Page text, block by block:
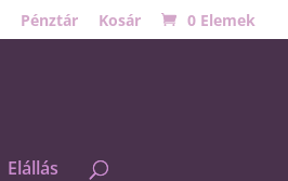
Pénztár Kosár 0 Elemek
Elállás